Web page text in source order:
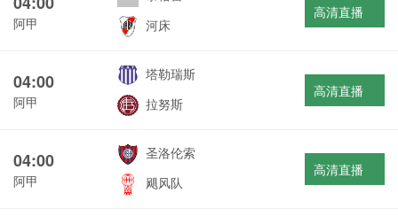
阿甲
河床
高清直播
04:00
阿甲
塔勒瑞斯
拉努斯
高清直播
04:00
阿甲
圣洛伦索
飓风队
高清直播